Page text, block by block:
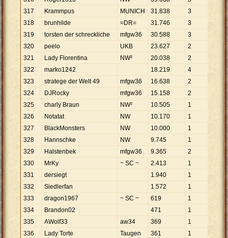
317
Krammpus MUNICH 31.838 3 10
318
brunhilde =DR= 31.746 3 10
319
torsten der schreckliche mfgw36 30.588 3 10
320
peelo UKB 23.627 2
321
Lady Florentina NW² 20.038 2 10
322
marko1242 18.219 4 .
323
stratege der Welt 49 mfgw36 16.638 2 8
319
324
DJRocky mfgw36 15.158 2
579
325
charly Braun NW² 10.505 1 10
326
Notatat NW 10.170 1 10
327
BlackMonsters NW 10.000 1
328
Hannschke NW 9.745 1 .745
329
Halstenbek mfgw36 9.365 2
683
330
MrKy ~ SC ~ 2.413 1 . 413
331
dersiegt 1.940 1 1
940
332
Siedlerfan 1.572 1 1
572
333
dragon1967 ~ SC ~ 619 1
334
Brandon02 471 1
471
335
AWolf33 aw34 369 1
369
336
Lady Torte Taugen 361 1